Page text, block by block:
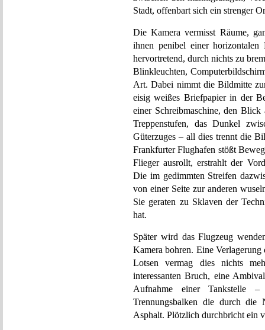
Stadt, offenbart sich ein strenger
Die Kamera vermisst Räume,
ihnen penibel einer
hervortretend, durch nichts zu
Blinkleuchten,
Art. Dabei nimmt die Bildmitte
eisig weißes Briefpapier in der
einer Schreibmaschine, den
Treppenstufen, das Dunkel
Güterzuges – all dies trennt die
Frankfurter Flughafen stößt
Flieger ausrollt, erstrahlt der
Die im gedimmten Streifen
von einer Seite zur anderen
Sie geraten zu Sklaven der
hat.
Später wird das Flugzeug
Kamera bohren. Eine
Lotsen vermag dies nichts
interessanten Bruch, eine
Aufnahme einer Tankstelle
Trennungsbalken die durch die
Asphalt. Plötzlich durchbricht ein